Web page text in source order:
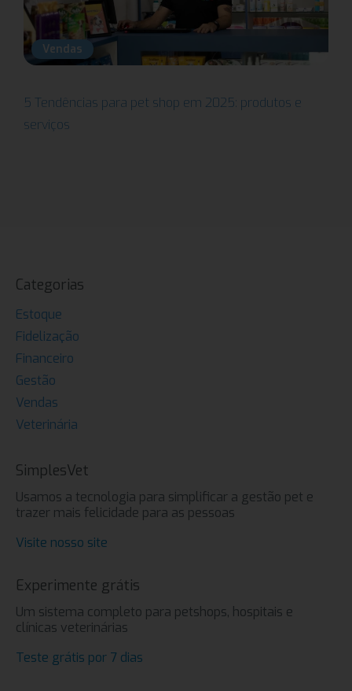
Vendas
5 Tendências para pet shop em 2025: produtos e
serviços
Categorias
Estoque
Fidelização
Financeiro
Gestão
Vendas
Veterinária
SimplesVet
Usamos a tecnologia para simplificar a gestão pet e
trazer mais felicidade para as pessoas
Visite nosso site
Experimente grátis
Um sistema completo para petshops, hospitais e
clínicas veterinárias
Teste grátis por 7 dias